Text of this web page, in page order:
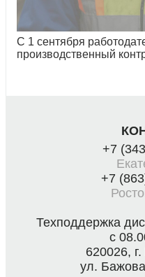
С 1 сентября
производственный
+7
+7
Техподдержка
с
620026,
ул.